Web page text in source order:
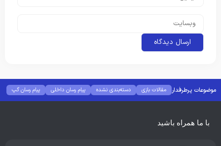
موضوعات پرطرفدار مقالات بازی دسته‌بندی نشده پیام رسان داخلی
پیام رسان گپ
بهترین گجت ها
هوش مصنوعی رفع خطا و ارور
با ما همراه باشید